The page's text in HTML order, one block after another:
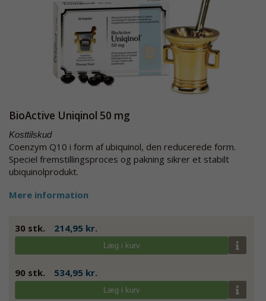
BioActive Uniqinol 50 mg
Kosttilskud
Coenzym Q10 i form af ubiquinol, den reducerede form.
Speciel fremstillingsproces og pakning sikrer et stabilt
ubiquinolprodukt.
Mere information
30 stk. 214,95 kr.
Læg i kurv
90 stk. 534,95 kr.
Læg i kurv